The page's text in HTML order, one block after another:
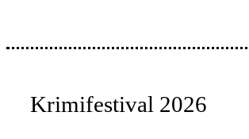
Krimifestival 2026